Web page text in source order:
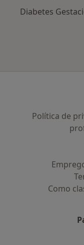
Diabetes
Política de
Como